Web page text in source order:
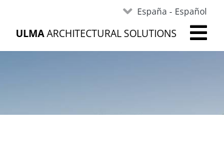
España - Español
ULMAARCHITECTURAL SOLUTIONS